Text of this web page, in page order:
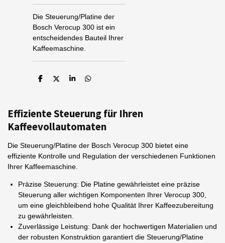
Die Steuerung/Platine der
Bosch Verocup 300 ist ein
entscheidendes Bauteil Ihrer
Kaffeemaschine.
T
e
n
T
e
n
T
n
T
n
Effiziente Steuerung für Ihren
Kaffeevollautomaten
Die Steuerung/Platine der Bosch Verocup 300 bietet eine
effiziente Kontrolle und Regulation der verschiedenen Funktionen
Ihrer Kaffeemaschine.
Präzise Steuerung: Die Platine gewährleistet eine präzise
Steuerung aller wichtigen Komponenten Ihrer Verocup 300,
um eine gleichbleibend hohe Qualität Ihrer Kaffeezubereitung
zu gewährleisten.
Zuverlässige Leistung: Dank der hochwertigen Materialien und
der robusten Konstruktion garantiert die Steuerung/Platine